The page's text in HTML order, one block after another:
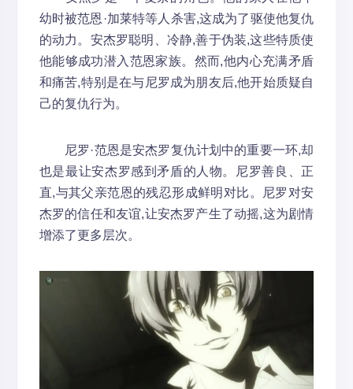
幼时被范恩·加莱特等人杀害,这成为了驱使他复仇
的动力。安杰罗聪明、冷静,善于伪装,这些特质使
他能够成功潜入范恩家族。然而,他内心充满矛盾
和痛苦,特别是在与尼罗成为朋友后,他开始质疑自
己的复仇行为。
尼罗·范恩是安杰罗复仇计划中的重要一环,却
也是最让安杰罗感到矛盾的人物。尼罗善良、正
直,与其父亲范恩的残忍形成鲜明对比。尼罗对安
杰罗的信任和友谊,让安杰罗产生了动摇,这为剧情
增添了更多层次。